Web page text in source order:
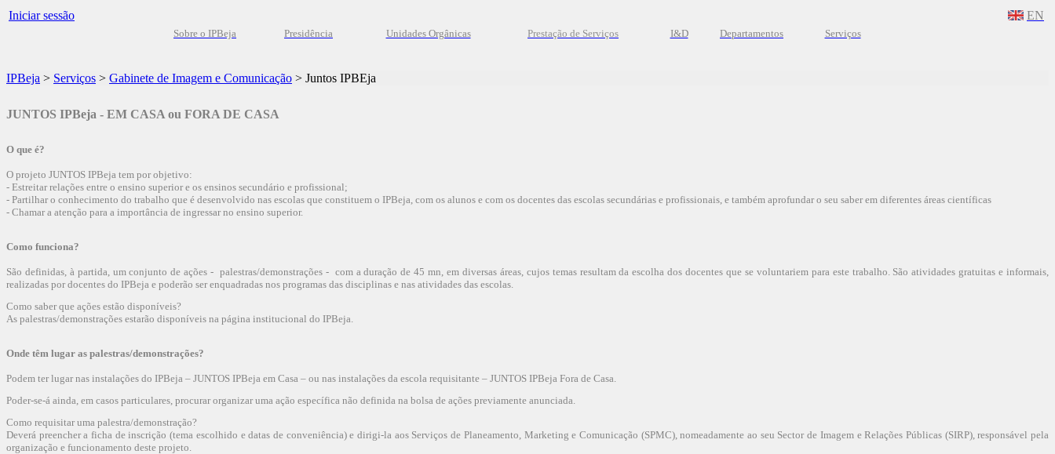
Iniciar sessão EN
Sobre o IPBeja Presidência Unidades Orgânicas Prestação de Serviços I&D Departamentos Serviços
IPBeja > Serviços > Gabinete de Imagem e Comunicação > Juntos IPBEja
JUNTOS IPBeja - EM CASA ou FORA DE CASA
O que é?
O projeto JUNTOS IPBeja tem por objetivo:
- Estreitar relações entre o ensino superior e os ensinos secundário e profissional;
- Partilhar o conhecimento do trabalho que é desenvolvido nas escolas que constituem o IPBeja, com os alunos e com os docentes das escolas secundárias e profissionais, e também aprofundar o seu saber em diferentes áreas científicas
- Chamar a atenção para a importância de ingressar no ensino superior.
Como funciona?
São definidas, à partida, um conjunto de ações - palestras/demonstrações - com a duração de 45 mn, em diversas áreas, cujos temas resultam da escolha dos docentes que se voluntariem para este trabalho. São atividades gratuitas e informais,
realizadas por docentes do IPBeja e poderão ser enquadradas nos programas das disciplinas e nas atividades das escolas.
Como saber que ações estão disponíveis?
As palestras/demonstrações estarão disponíveis na página institucional do IPBeja.
Onde têm lugar as palestras/demonstrações?
Podem ter lugar nas instalações do IPBeja – JUNTOS IPBeja em Casa – ou nas instalações da escola requisitante – JUNTOS IPBeja Fora de Casa.
Poder-se-á ainda, em casos particulares, procurar organizar uma ação específica não definida na bolsa de ações previamente anunciada.
Como requisitar uma palestra/demonstração?
Deverá preencher a ficha de inscrição (tema escolhido e datas de conveniência) e dirigi-la aos Serviços de Planeamento, Marketing e Comunicação (SPMC), nomeadamente ao seu Sector de Imagem e Relações Públicas (SIRP), responsável pela
organização e funcionamento deste projeto.